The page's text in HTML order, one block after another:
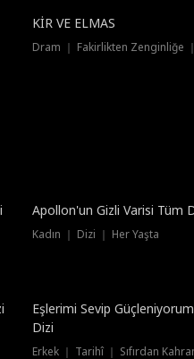
Dublajlı
KİR VE ELMAS
Dram ｜ Fakirlikten Zenginliğe
Apollon'un Gizli Varisi Tüm
Kadın ｜ Dizi ｜ Her Yaşta
Dublajlı
Eşlerimi Sevip
Dizi
Erkek ｜ Tarihî ｜ Sıfırdan